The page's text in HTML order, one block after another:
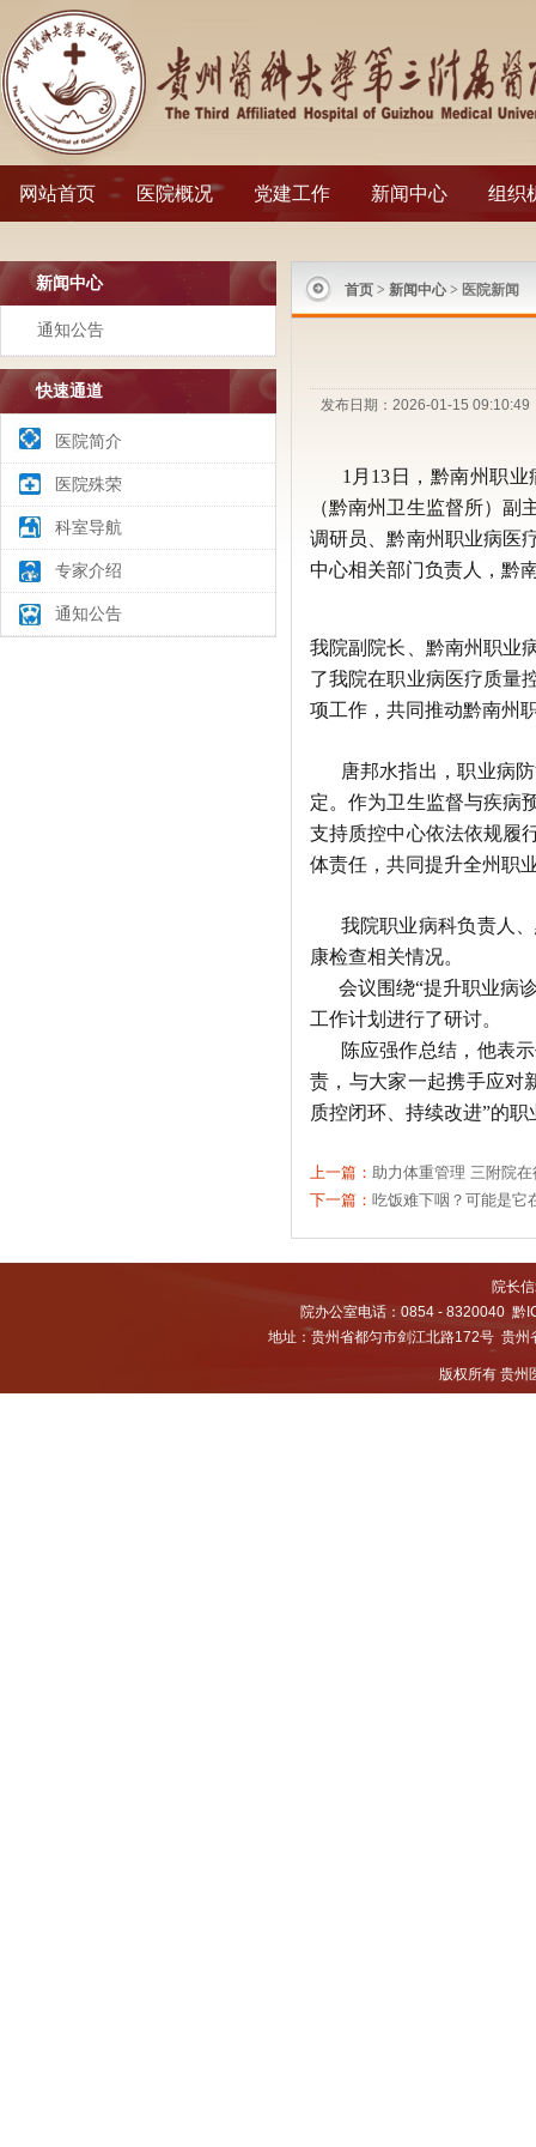
网站首页 医院概况 党建工作 新闻中心 组织
新闻中心
通知公告
快速通道
医院简介
医院殊荣
科室导航
专家介绍
通知公告
首页 > 新闻中心 > 医院新闻
发布日期：2026-01-15
1月13日，黔南州职业
（黔南州卫生监督所）副
调研员、黔南州职业病医
中心相关部门负责人， 黔
我院副院长、黔南州职业
了我院在职业病医疗质量
项工作 ，共同推动黔南州
唐邦水指出，职业病防
定。作为卫生监督与疾病
支持质控中心依法依规履
体责任，共同提升全州职
我院职业病科负责人
康检查相关情况。
会议围绕“提升职业病
工作计划进行了研讨。
陈应强作总结，他表示
责，与大家一起携手应对
质控闭环、持续改进”的
上一篇： 助力体重管理 三附院在
下一篇： 吃饭难下咽？可能是它
院长
院办公室电话：0854 - 8320040黔
地址：贵州省都匀市剑江北路172号 贵
版权所有 贵州